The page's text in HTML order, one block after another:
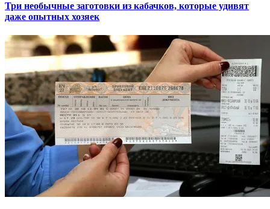
Три необычные заготовки из кабачков, которые удивят
даже опытных хозяек